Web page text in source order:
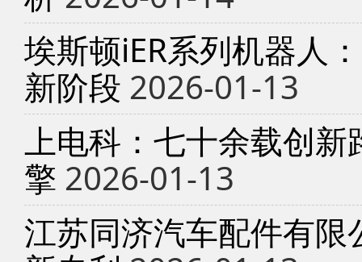
埃斯顿iER系列机器人
新阶段 2026-01-13
上电科：七十余载创
擎 2026-01-13
江苏同济汽车配件有